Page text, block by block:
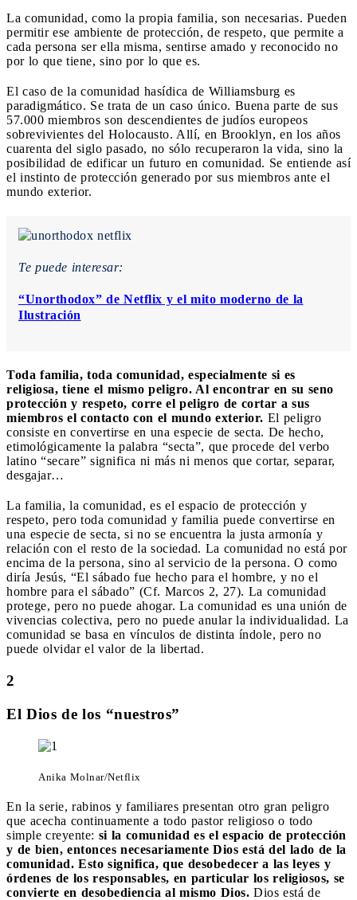
La comunidad, como la propia familia, son necesarias. Pueden
permitir ese ambiente de protección, de respeto, que permite a
cada persona ser ella misma, sentirse amado y reconocido no
por lo que tiene, sino por lo que es.
El caso de la comunidad hasídica de Williamsburg es
paradigmático. Se trata de un caso único. Buena parte de sus
57.000 miembros son descendientes de judíos europeos
sobrevivientes del Holocausto. Allí, en Brooklyn, en los años
cuarenta del siglo pasado, no sólo recuperaron la vida, sino la
posibilidad de edificar un futuro en comunidad. Se entiende así
el instinto de protección generado por sus miembros ante el
mundo exterior.
Te puede interesar:
“Unorthodox” de Netflix y el mito moderno de la
Ilustración
Toda familia, toda comunidad, especialmente si es
religiosa, tiene el mismo peligro. Al encontrar en su seno
protección y respeto, corre el peligro de cortar a sus
miembros el contacto con el mundo exterior. El peligro
consiste en convertirse en una especie de secta. De hecho,
etimológicamente la palabra “secta”, que procede del verbo
latino “secare” significa ni más ni menos que cortar, separar,
desgajar…
La familia, la comunidad, es el espacio de protección y
respeto, pero toda comunidad y familia puede convertirse en
una especie de secta, si no se encuentra la justa armonía y
relación con el resto de la sociedad. La comunidad no está por
encima de la persona, sino al servicio de la persona. O como
diría Jesús, “El sábado fue hecho para el hombre, y no el
hombre para el sábado” (Cf. Marcos 2, 27). La comunidad
protege, pero no puede ahogar. La comunidad es una unión de
vivencias colectiva, pero no puede anular la individualidad. La
comunidad se basa en vínculos de distinta índole, pero no
puede olvidar el valor de la libertad.
2
El Dios de los “nuestros”
Anika Molnar/Netflix
En la serie, rabinos y familiares presentan otro gran peligro
que acecha continuamente a todo pastor religioso o todo
simple creyente: si la comunidad es el espacio de protección
y de bien, entonces necesariamente Dios está del lado de la
comunidad. Esto significa, que desobedecer a las leyes y
órdenes de los responsables, en particular los religiosos, se
convierte en desobediencia al mismo Dios. Dios está de